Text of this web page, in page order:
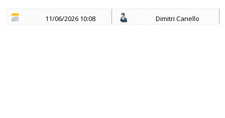
11/06/2026 10:08 Dimitri Canello